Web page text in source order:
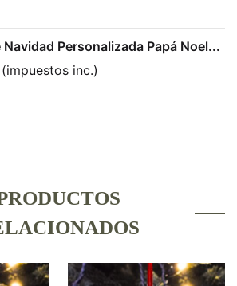
Navidad Personalizada Papá Noel...
(impuestos inc.)